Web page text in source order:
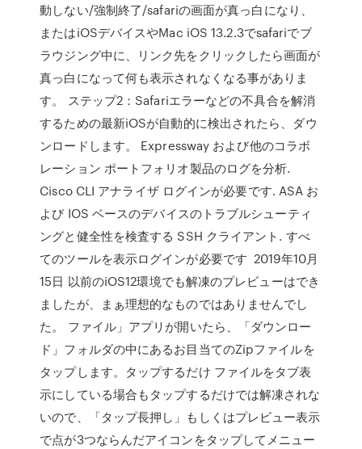
動しない/強制終了/safariの画面が真っ白になり、
またはiOSデバイスやMac iOS 13.2.3でsafariでブ
ラウジング中に、リンク先をクリックしたら画面が
真っ白になって何も表示されなくなる事がありま
す。 ステップ2：Safariエラーなどの不具合を解消
するための最新iOSが自動的に検出されたら、ダウ
ンロードします。 Expressway および他のコラボ
レーション ポートフォリオ製品のログを分析.
Cisco CLI アナライザ ログインが必要です. ASA お
よび IOS ベースのデバイスのトラブルシューティ
ングと健全性を検査する SSH クライアント. すべ
てのツールを表示ログインが必要です 2019年10月
15日 以前のiOS12環境でも解凍のプレビューはでき
ましたが、まぁ理想的なものではありませんでし
た。 ファイル」アプリが開いたら、「ダウンロー
ド」フォルダの中にあるお目当てのZipファイルを
タップします。タップするだけ ファイルをタブ表
示にしている場合もタップするだけでは解凍されな
いので、「タップ長押し」もしくはプレビュー表示
で点が3つならんだアイコンをタップしてメニュー